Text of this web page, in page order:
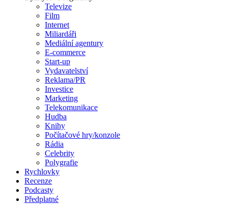
Televize
Film
Internet
Miliardáři
Mediální agentury
E-commerce
Start-up
Vydavatelství
Reklama/PR
Investice
Marketing
Telekomunikace
Hudba
Knihy
Počítačové hry/konzole
Rádia
Celebrity
Polygrafie
Rychlovky
Recenze
Podcasty
Předplatné